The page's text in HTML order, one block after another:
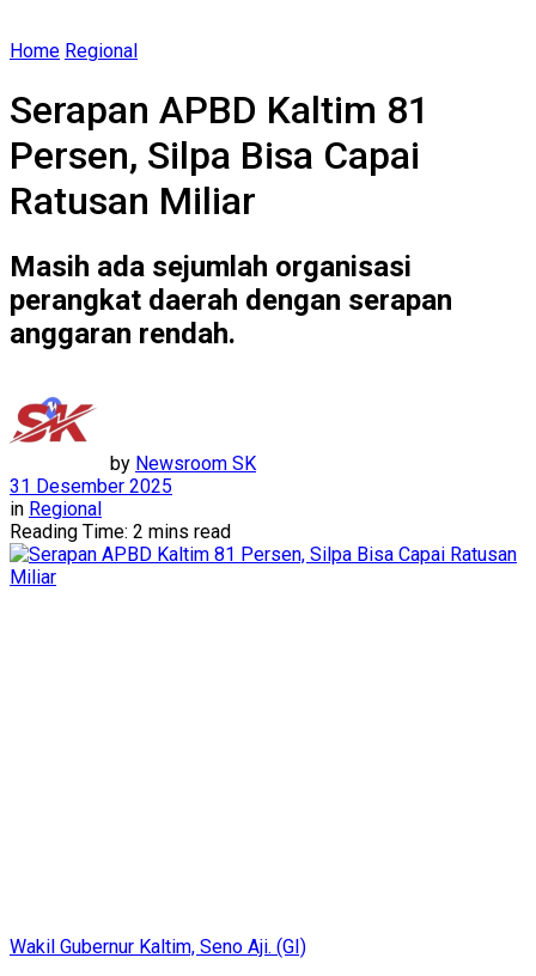
Home Regional
Serapan APBD Kaltim 81
Persen, Silpa Bisa Capai
Ratusan Miliar
Masih ada sejumlah organisasi
perangkat daerah dengan serapan
anggaran rendah.
by Newsroom SK
31 Desember 2025
in Regional
Reading Time: 2 mins read
Wakil Gubernur Kaltim, Seno Aji. (GI)